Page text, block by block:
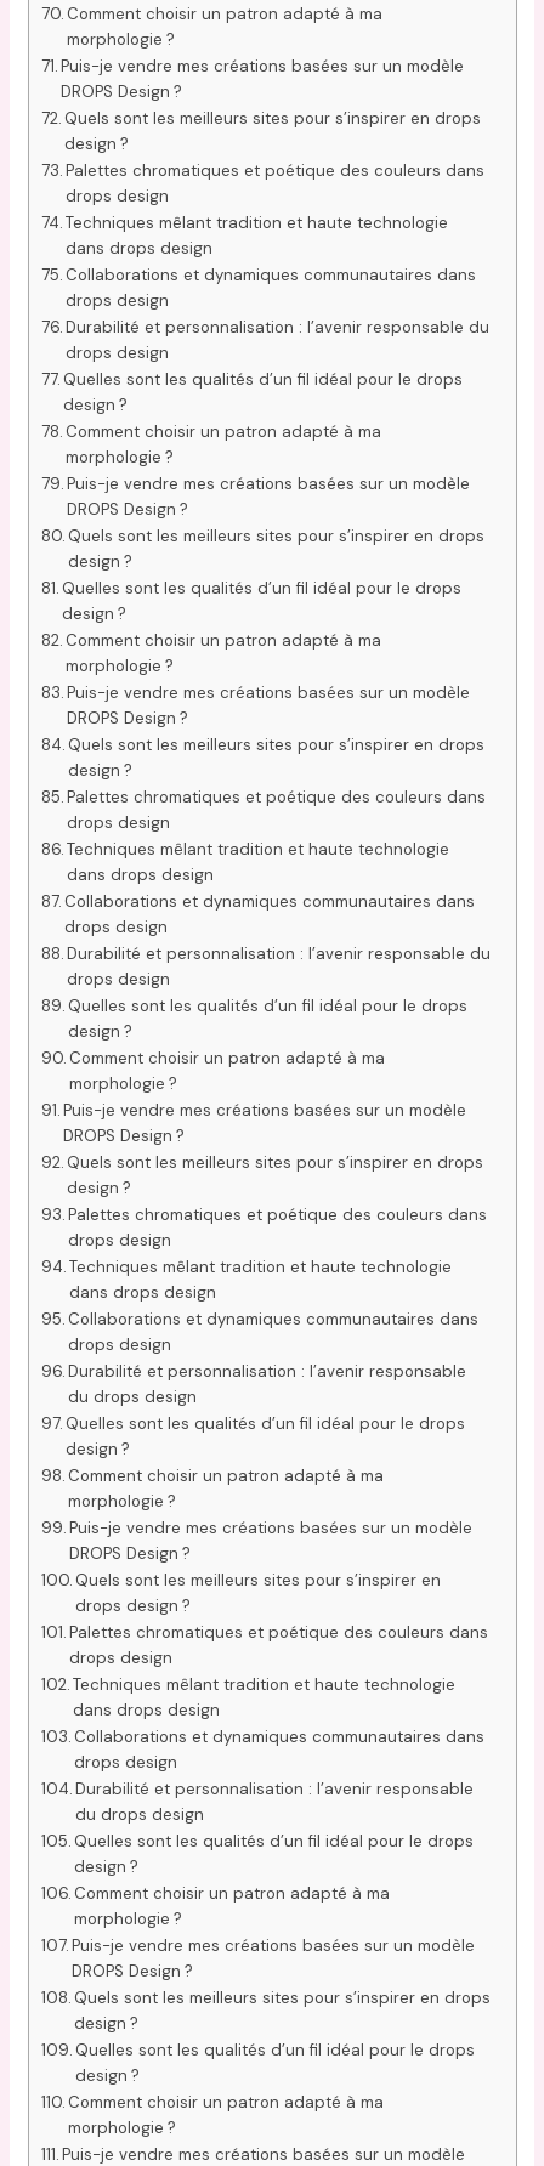
Comment choisir un patron adapté à ma
morphologie ?
Puis-je vendre mes créations basées sur un modèle
DROPS Design ?
Quels sont les meilleurs sites pour s’inspirer en drops
design ?
Palettes chromatiques et poétique des couleurs dans
drops design
Techniques mêlant tradition et haute technologie
dans drops design
Collaborations et dynamiques communautaires dans
drops design
Durabilité et personnalisation : l’avenir responsable du
drops design
Quelles sont les qualités d’un fil idéal pour le drops
design ?
Comment choisir un patron adapté à ma
morphologie ?
Puis-je vendre mes créations basées sur un modèle
DROPS Design ?
Quels sont les meilleurs sites pour s’inspirer en drops
design ?
Quelles sont les qualités d’un fil idéal pour le drops
design ?
Comment choisir un patron adapté à ma
morphologie ?
Puis-je vendre mes créations basées sur un modèle
DROPS Design ?
Quels sont les meilleurs sites pour s’inspirer en drops
design ?
Palettes chromatiques et poétique des couleurs dans
drops design
Techniques mêlant tradition et haute technologie
dans drops design
Collaborations et dynamiques communautaires dans
drops design
Durabilité et personnalisation : l’avenir responsable du
drops design
Quelles sont les qualités d’un fil idéal pour le drops
design ?
Comment choisir un patron adapté à ma
morphologie ?
Puis-je vendre mes créations basées sur un modèle
DROPS Design ?
Quels sont les meilleurs sites pour s’inspirer en drops
design ?
Palettes chromatiques et poétique des couleurs dans
drops design
Techniques mêlant tradition et haute technologie
dans drops design
Collaborations et dynamiques communautaires dans
drops design
Durabilité et personnalisation : l’avenir responsable
du drops design
Quelles sont les qualités d’un fil idéal pour le drops
design ?
Comment choisir un patron adapté à ma
morphologie ?
Puis-je vendre mes créations basées sur un modèle
DROPS Design ?
Quels sont les meilleurs sites pour s’inspirer en
drops design ?
Palettes chromatiques et poétique des couleurs dans
drops design
Techniques mêlant tradition et haute technologie
dans drops design
Collaborations et dynamiques communautaires dans
drops design
Durabilité et personnalisation : l’avenir responsable
du drops design
Quelles sont les qualités d’un fil idéal pour le drops
design ?
Comment choisir un patron adapté à ma
morphologie ?
Puis-je vendre mes créations basées sur un modèle
DROPS Design ?
Quels sont les meilleurs sites pour s’inspirer en drops
design ?
Quelles sont les qualités d’un fil idéal pour le drops
design ?
Comment choisir un patron adapté à ma
morphologie ?
Puis-je vendre mes créations basées sur un modèle